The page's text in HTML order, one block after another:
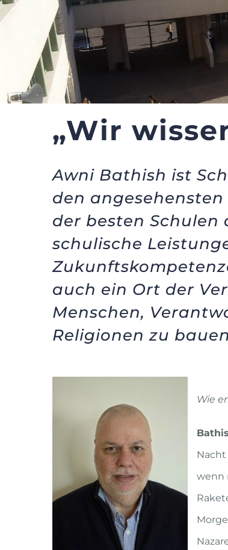
„Wir
Awni Bathish ist
den
der besten Schulen
schulische
auch ein Ort der
Menschen,
Religionen zu
Wie
Nacht
wenn